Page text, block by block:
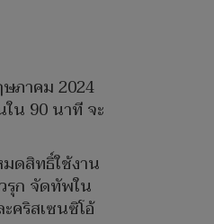
ภาคม 2024
น 90 นาที จะ
ดสิทธิ์ใช้งาน
รุก จัดทัพใน
คริสเซนซิโอ้